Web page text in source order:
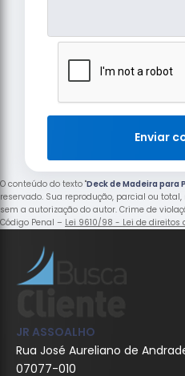
Enviar
O conteúdo do texto "Deck de Madeira para
reservado. Sua reprodução, parcial ou
sem a autorização do autor. Crime de
Código Penal – Lei 9610/98 - Lei de direitos
JR ASSOALHO
Rua José Aureliano de
07077-010